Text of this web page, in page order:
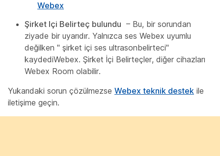
Webex
Şirket Içi Belirteç bulundu – Bu, bir sorundan
ziyade bir uyarıdır. Yalnızca ses Webex uyumlu
değilken " şirket içi ses ultrasonbelirteci"
kaydediWebex. Şirket İçi Belirteçler, diğer cihazları
Webex Room olabilir.
Yukarıdaki sorun çözülmezse Webex teknik destek ile
iletişime geçin.